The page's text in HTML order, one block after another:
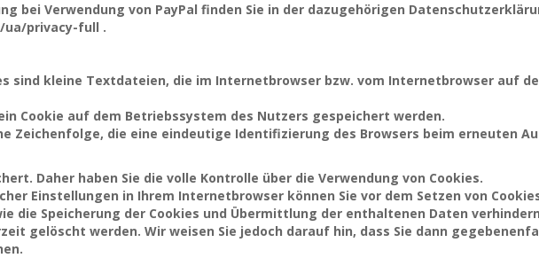
bei Verwendung von PayPal finden Sie in der dazugehörigen
privacy-full .
sind kleine Textdateien, die im Internetbrowser bzw. vom Internetbrowser auf
Cookie auf dem Betriebssystem des Nutzers gespeichert werden.
Zeichenfolge, die eine eindeutige Identifizierung des Browsers beim erneuten
Daher haben Sie die volle Kontrolle über die Verwendung von Cookies.
Einstellungen in Ihrem Internetbrowser können Sie vor dem Setzen von
die Speicherung der Cookies und Übermittlung der enthaltenen Daten
gelöscht werden. Wir weisen Sie jedoch darauf hin, dass Sie dann